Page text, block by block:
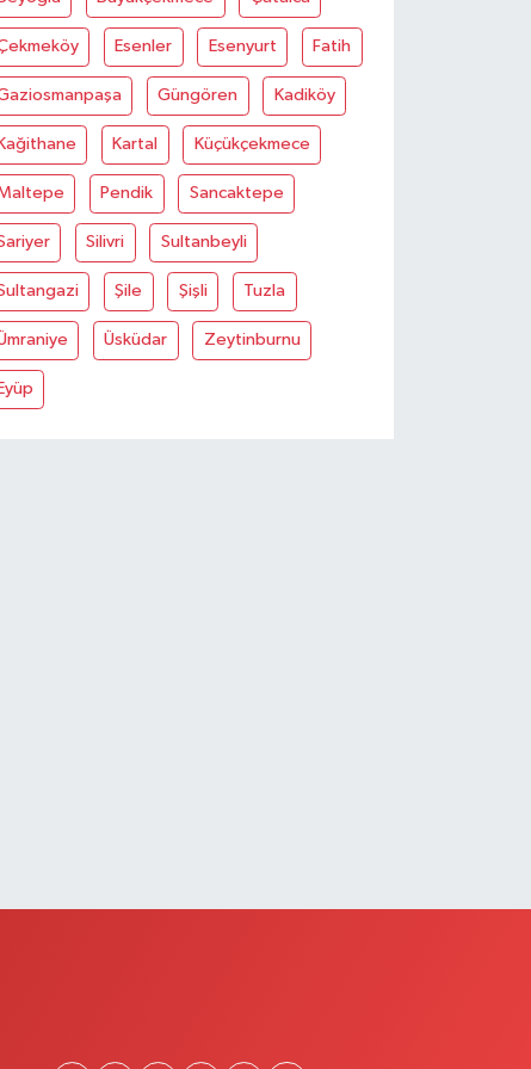
Esenler Esenyurt Fatih
Güngören Kadiköy
Kağithane Kartal Küçükçekmece
Pendik Sancaktepe
Silivri Sultanbeyli
Şile Şişli Tuzla
Üsküdar Zeytinburnu
Eyüp